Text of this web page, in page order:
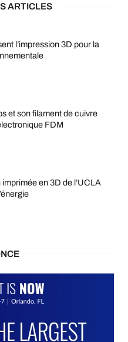
ARTICLES
l’impression 3D pour la
et son filament de cuivre
FDM
en 3D de l’UCLA